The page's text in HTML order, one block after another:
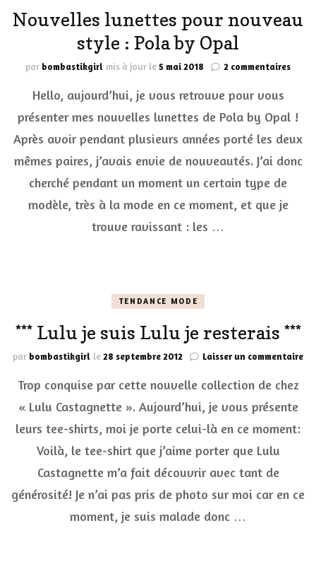
Nouvelles lunettes pour nouveau
style : Pola by Opal
par bombastikgirl mis à jour le5 mai 2018 2 commentairessur
style
Pola
Hello, aujourd’hui, je vous retrouve pour vous
présenter mes nouvelles lunettes de Pola by Opal !
Après avoir pendant plusieurs années porté les deux
mêmes paires, j’avais envie de nouveautés. J’ai donc
cherché pendant un moment un certain type de
modèle, très à la mode en ce moment, et que je
trouve ravissant : les …
TENDANCE MODE
*** Lulu je suis Lulu je resterais ***
par bombastikgirl le28 septembre 2012 Laisser un commentairesur
Trop conquise par cette nouvelle collection de chez
« Lulu Castagnette ». Aujourd’hui, je vous présente
leurs tee-shirts, moi je porte celui-là en ce moment:
Voilà, le tee-shirt que j’aime porter que Lulu
Castagnette m’a fait découvrir avec tant de
générosité! Je n’ai pas pris de photo sur moi car en ce
moment, je suis malade donc …